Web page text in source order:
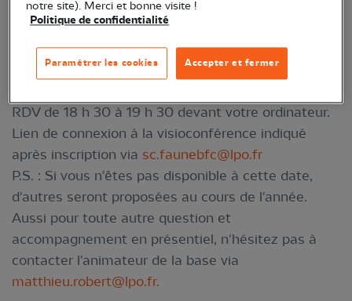
animateur nature Faune-BFC de la LPO est fait pour
vous !
Permanence assurée par Matthieu Robert.
RDV de 18 h 30 à 19 h 30 devant votre ordinateur.
Lien de connexion à la visioconférence indiqué
après inscription via sc.faunebfc@lpo.fr
P.S. : Si vous n'êtes pas disponible à cette date,
d'autres seront proposées au cours de l'année.
Aussi pour toute autre question et
accompagnement en présentiel, n'hésitez pas à
contacter l'animateur de la base via
matthieu.robert@lpo.fr.
notre site). Merci et bonne visite !
Politique de confidentialité
Accepter et fermer
Paramétrer les cookies